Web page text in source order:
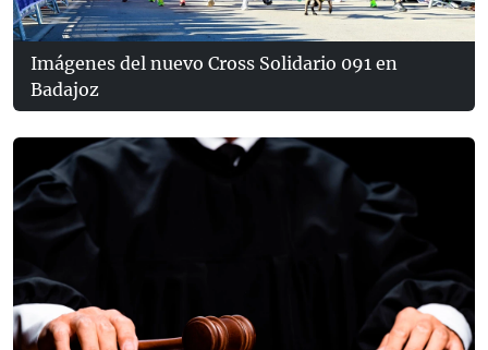
Imágenes del nuevo Cross Solidario 091 en
Badajoz